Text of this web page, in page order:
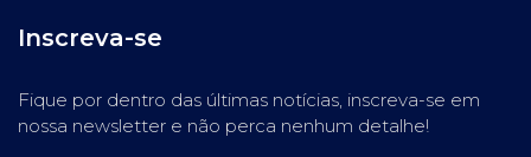
Inscreva-se
Fique por dentro das últimas notícias, inscreva-se em
nossa newsletter e não perca nenhum detalhe!